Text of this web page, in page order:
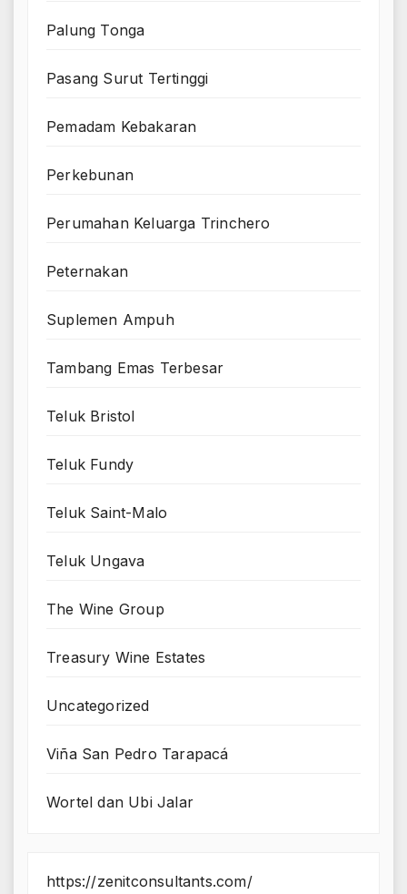
Palung Tonga
Pasang Surut Tertinggi
Pemadam Kebakaran
Perkebunan
Perumahan Keluarga Trinchero
Peternakan
Suplemen Ampuh
Tambang Emas Terbesar
Teluk Bristol
Teluk Fundy
Teluk Saint-Malo
Teluk Ungava
The Wine Group
Treasury Wine Estates
Uncategorized
Viña San Pedro Tarapacá
Wortel dan Ubi Jalar
https://zenitconsultants.com/